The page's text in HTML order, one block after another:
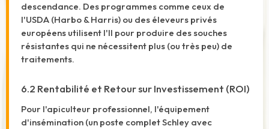
descendance. Des programmes comme ceux de
l'USDA (Harbo & Harris) ou des éleveurs privés
européens utilisent l'II pour produire des souches
résistantes qui ne nécessitent plus (ou très peu) de
traitements.
6.2 Rentabilité et Retour sur Investissement (ROI)
Pour l'apiculteur professionnel, l'équipement
d'insémination (un poste complet Schley avec